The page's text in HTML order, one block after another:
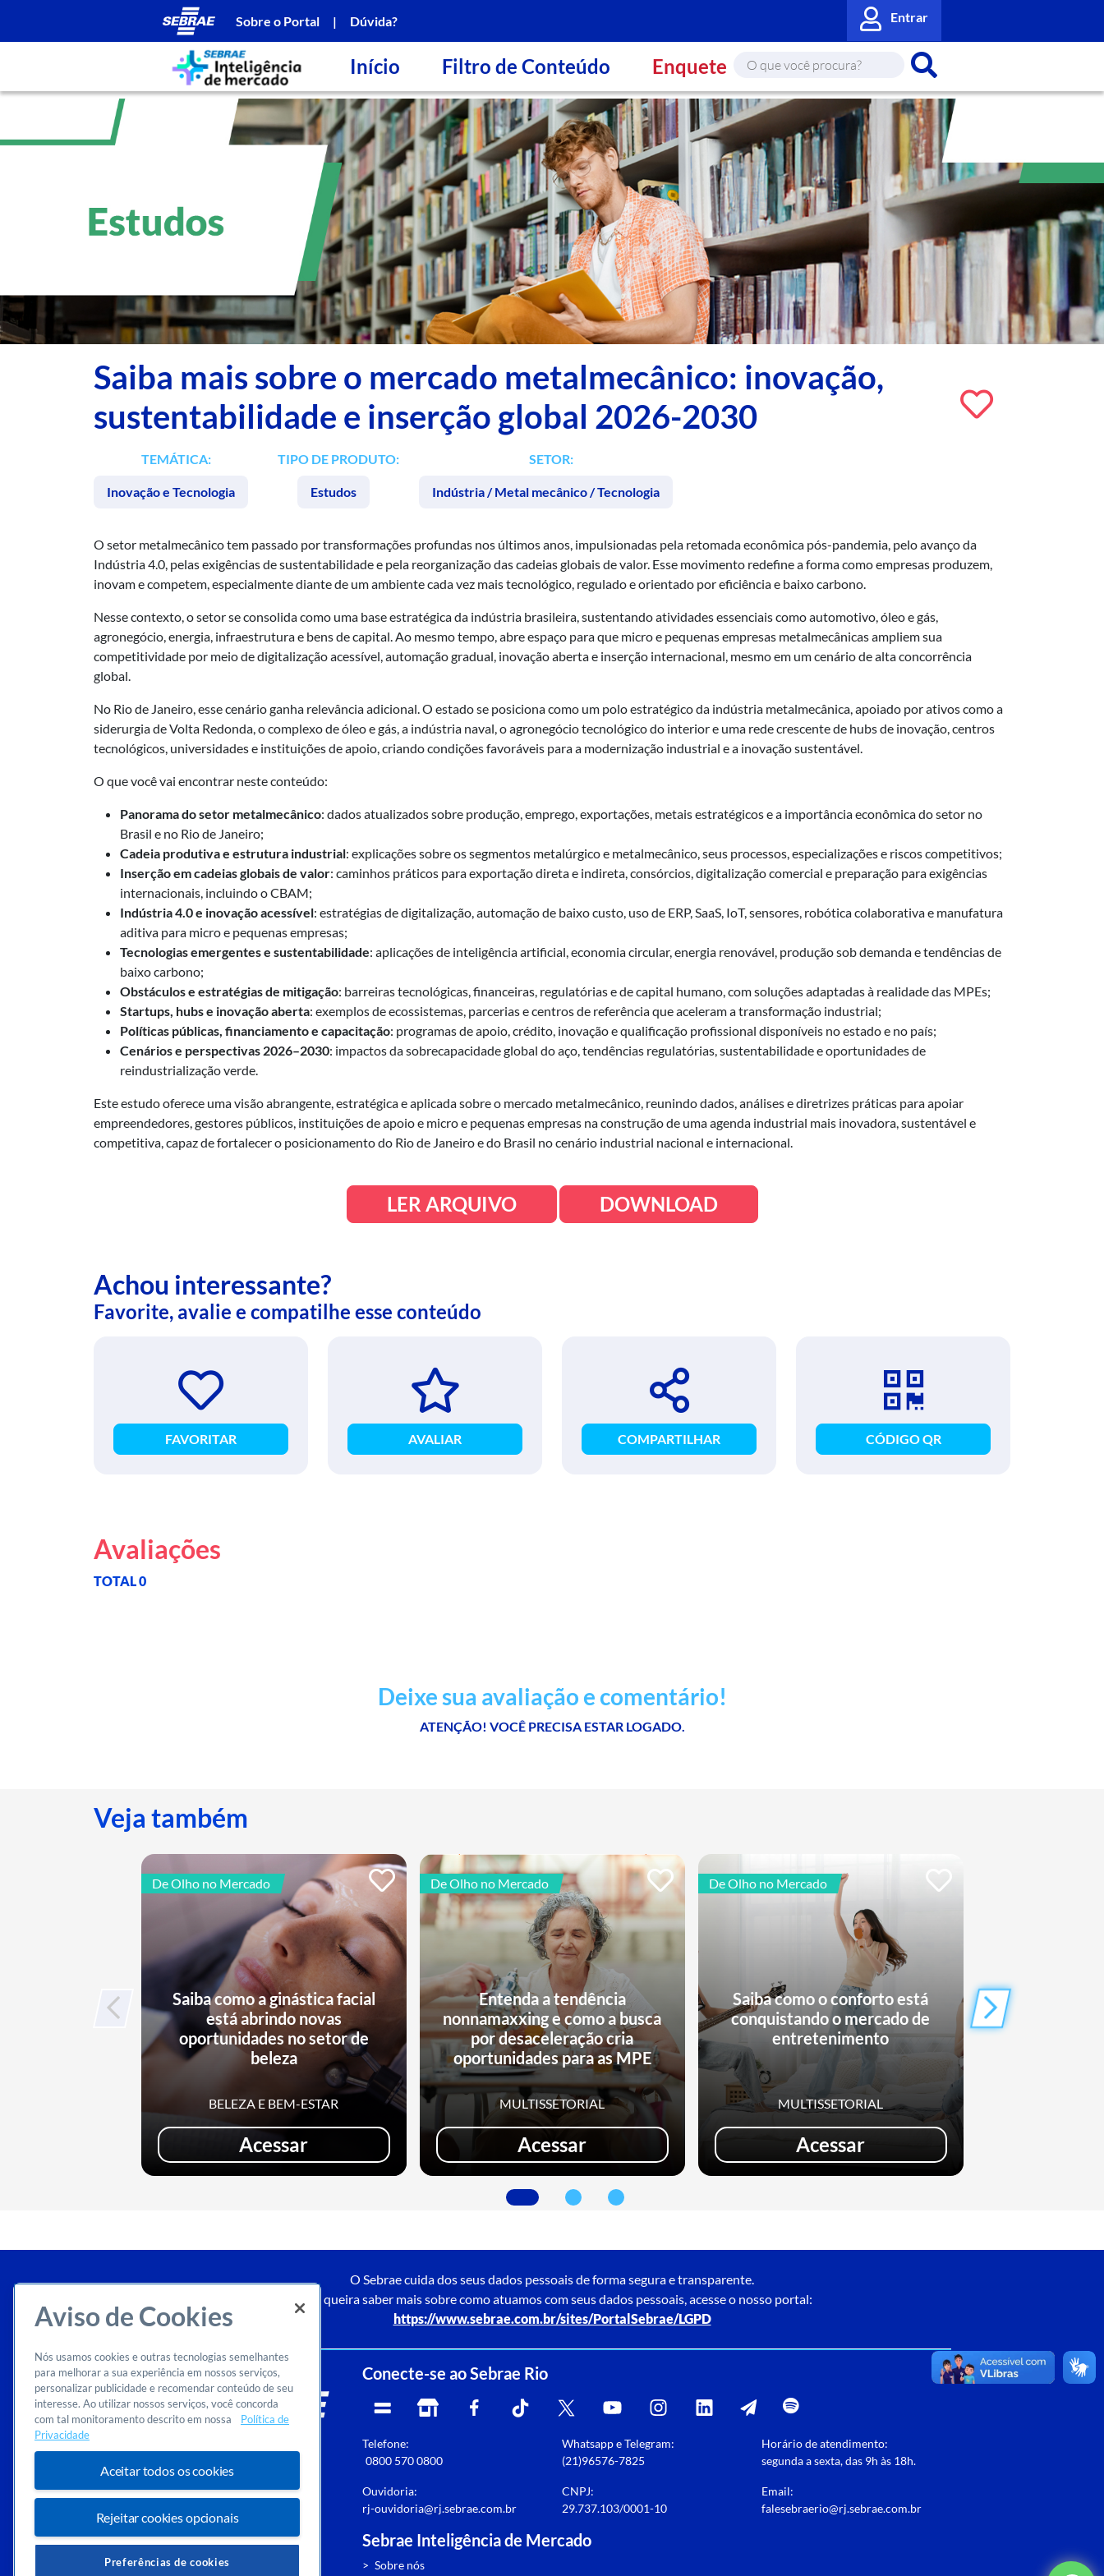
Sobre o Portal | Dúvida? Entrar
Início Filtro de Conteúdo Enquete
Saiba mais sobre o mercado metalmecânico: inovação,
sustentabilidade e inserção global 2026-2030
TEMÁTICA:
Inovação e Tecnologia
TIPO DE PRODUTO:
Estudos
SETOR:
Indústria / Metal mecânico / Tecnologia
O setor metalmecânico tem passado por transformações profundas nos últimos anos, impulsionadas pela retomada econômica pós-pandemia, pelo avanço da
Indústria 4.0, pelas exigências de sustentabilidade e pela reorganização das cadeias globais de valor. Esse movimento redefine a forma como empresas produzem,
inovam e competem, especialmente diante de um ambiente cada vez mais tecnológico, regulado e orientado por eficiência e baixo carbono.
Nesse contexto, o setor se consolida como uma base estratégica da indústria brasileira, sustentando atividades essenciais como automotivo, óleo e gás,
agronegócio, energia, infraestrutura e bens de capital. Ao mesmo tempo, abre espaço para que micro e pequenas empresas metalmecânicas ampliem sua
competitividade por meio de digitalização acessível, automação gradual, inovação aberta e inserção internacional, mesmo em um cenário de alta concorrência
global.
No Rio de Janeiro, esse cenário ganha relevância adicional. O estado se posiciona como um polo estratégico da indústria metalmecânica, apoiado por ativos como a
siderurgia de Volta Redonda, o complexo de óleo e gás, a indústria naval, o agronegócio tecnológico do interior e uma rede crescente de hubs de inovação, centros
tecnológicos, universidades e instituições de apoio, criando condições favoráveis para a modernização industrial e a inovação sustentável.
O que você vai encontrar neste conteúdo:
Panorama do setor metalmecânico: dados atualizados sobre produção, emprego, exportações, metais estratégicos e a importância econômica do setor no
Brasil e no Rio de Janeiro;
Cadeia produtiva e estrutura industrial: explicações sobre os segmentos metalúrgico e metalmecânico, seus processos, especializações e riscos competitivos;
Inserção em cadeias globais de valor: caminhos práticos para exportação direta e indireta, consórcios, digitalização comercial e preparação para exigências
internacionais, incluindo o CBAM;
Indústria 4.0 e inovação acessível: estratégias de digitalização, automação de baixo custo, uso de ERP, SaaS, IoT, sensores, robótica colaborativa e manufatura
aditiva para micro e pequenas empresas;
Tecnologias emergentes e sustentabilidade: aplicações de inteligência artificial, economia circular, energia renovável, produção sob demanda e tendências de
baixo carbono;
Obstáculos e estratégias de mitigação: barreiras tecnológicas, financeiras, regulatórias e de capital humano, com soluções adaptadas à realidade das MPEs;
Startups, hubs e inovação aberta: exemplos de ecossistemas, parcerias e centros de referência que aceleram a transformação industrial;
Políticas públicas, financiamento e capacitação: programas de apoio, crédito, inovação e qualificação profissional disponíveis no estado e no país;
Cenários e perspectivas 2026–2030: impactos da sobrecapacidade global do aço, tendências regulatórias, sustentabilidade e oportunidades de
reindustrialização verde.
Este estudo oferece uma visão abrangente, estratégica e aplicada sobre o mercado metalmecânico, reunindo dados, análises e diretrizes práticas para apoiar
empreendedores, gestores públicos, instituições de apoio e micro e pequenas empresas na construção de uma agenda industrial mais inovadora, sustentável e
competitiva, capaz de fortalecer o posicionamento do Rio de Janeiro e do Brasil no cenário industrial nacional e internacional.
LER ARQUIVO DOWNLOAD
Achou interessante?
Favorite, avalie e compatilhe esse conteúdo
FAVORITAR AVALIAR COMPARTILHAR CÓDIGO QR
Avaliações
TOTAL 0
Deixe sua avaliação e comentário!
ATENÇÃO! VOCÊ PRECISA ESTAR LOGADO.
Veja também
De Olho no Mercado
Saiba como a ginástica facial
está abrindo novas
oportunidades no setor de
beleza
BELEZA E BEM-ESTAR
Acessar
De Olho no Mercado
Entenda a tendência
nonnamaxxing e como a busca
por desaceleração cria
oportunidades para as MPE
MULTISSETORIAL
Acessar
De Olho no Mercado
Saiba como o conforto está
conquistando o mercado de
entretenimento
MULTISSETORIAL
Acessar
Turismo
O Sebrae cuida dos seus dados pessoais de forma segura e transparente.
Caso queira saber mais sobre como atuamos com seus dados pessoais, acesse o nosso portal:
https://www.sebrae.com.br/sites/PortalSebrae/LGPD
Conecte-se ao Sebrae Rio
Telefone:
0800 570 0800
Whatsapp e Telegram:
(21)96576-7825
Horário de atendimento:
segunda a sexta, das 9h às 18h.
Ouvidoria:
rj-ouvidoria@rj.sebrae.com.br
CNPJ:
29.737.103/0001-10
Email:
falesebraerio@rj.sebrae.com.br
Sebrae Inteligência de Mercado
> Sobre nós
Aviso de Cookies
Nós usamos cookies e outras tecnologias semelhantes
para melhorar a sua experiência em nossos serviços,
personalizar publicidade e recomendar conteúdo de seu
interesse. Ao utilizar nossos serviços, você concorda
com tal monitoramento descrito em nossa
Política de
Privacidade
Aceitar todos os cookies
Rejeitar cookies opcionais
Preferências de cookies